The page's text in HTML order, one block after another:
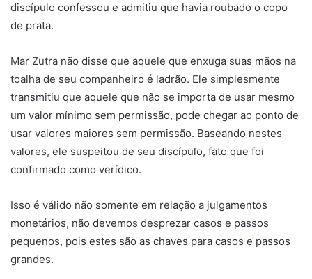
discípulo confessou e admitiu que havia roubado o copo
de prata.
Mar Zutra não disse que aquele que enxuga suas mãos na
toalha de seu companheiro é ladrão. Ele simplesmente
transmitiu que aquele que não se importa de usar mesmo
um valor mínimo sem permissão, pode chegar ao ponto de
usar valores maiores sem permissão. Baseando nestes
valores, ele suspeitou de seu discípulo, fato que foi
confirmado como verídico.
Isso é válido não somente em relação a julgamentos
monetários, não devemos desprezar casos e passos
pequenos, pois estes são as chaves para casos e passos
grandes.